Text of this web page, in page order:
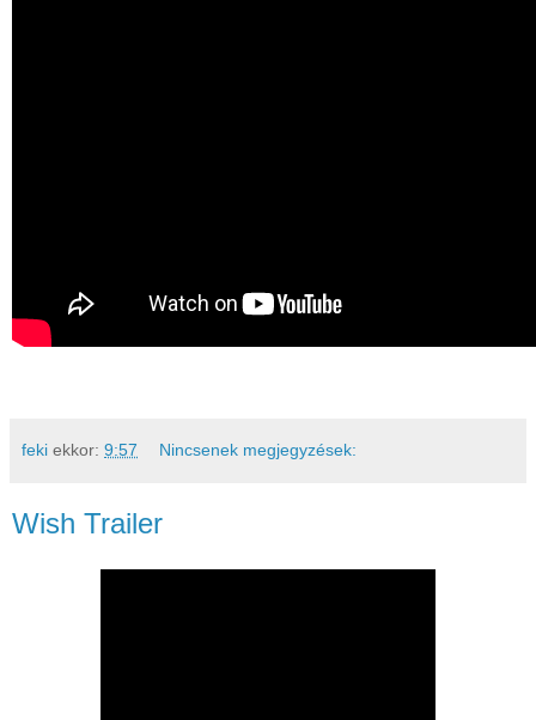
feki ekkor: 9:57 Nincsenek megjegyzések:
Wish Trailer